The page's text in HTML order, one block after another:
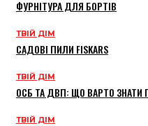
ФУРНІТУРА ДЛЯ БОРТІВ
ТВІЙ ДІМ
САДОВІ ПИЛИ FISKARS
ТВІЙ ДІМ
ОСБ ТА ДВП: ЩО ВАРТО
ТВІЙ ДІМ